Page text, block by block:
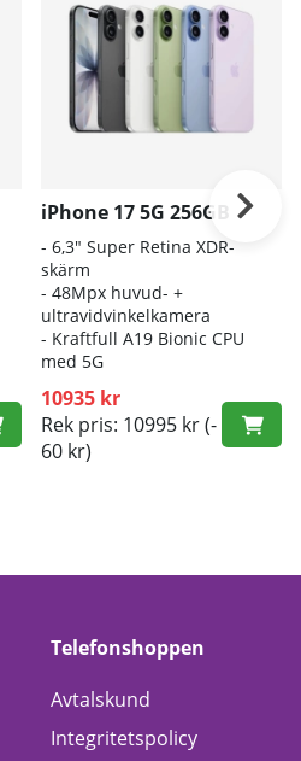
iPhone 17 5G 256GB
- 6,3" Super Retina XDR-
skärm
- 48Mpx huvud- +
ultravidvinkelkamera
- Kraftfull A19 Bionic CPU
med 5G
10935 kr
Rek pris: 10995 kr(-
60 kr)
Telefonshoppen
Avtalskund
Integritetspolicy